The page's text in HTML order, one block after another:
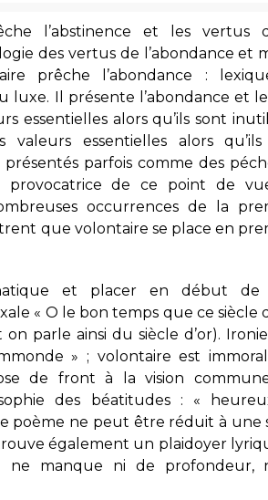
l’abstinence et les vertus
des vertus de l’abondance et
prêche l’abondance :
luxe. Il présente l’abondance et
essentielles alors qu’ils sont
valeurs essentielles alors
parfois comme des
provocatrice de ce point de
occurrences de la
que volontaire se place en
et placer en début de
« O le bon temps que ce siècle
on parle ainsi du siècle d’or).
» ; volontaire est
de front à la vision
des béatitudes : «
poème ne peut être réduit à une
également un plaidoyer
ne manque ni de profondeur,